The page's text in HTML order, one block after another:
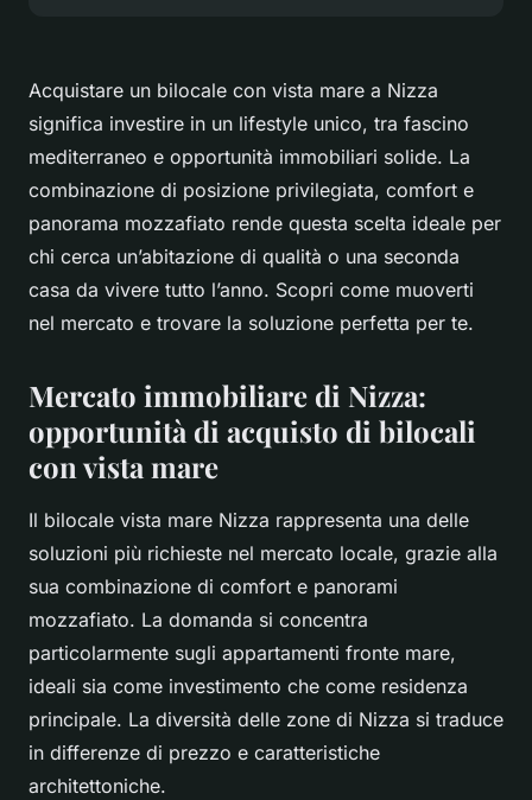
Acquistare un bilocale con vista mare a Nizza
significa investire in un lifestyle unico, tra fascino
mediterraneo e opportunità immobiliari solide. La
combinazione di posizione privilegiata, comfort e
panorama mozzafiato rende questa scelta ideale per
chi cerca un’abitazione di qualità o una seconda
casa da vivere tutto l’anno. Scopri come muoverti
nel mercato e trovare la soluzione perfetta per te.
Mercato immobiliare di Nizza:
opportunità di acquisto di bilocali
con vista mare
Il bilocale vista mare Nizza rappresenta una delle
soluzioni più richieste nel mercato locale, grazie alla
sua combinazione di comfort e panorami
mozzafiato. La domanda si concentra
particolarmente sugli appartamenti fronte mare,
ideali sia come investimento che come residenza
principale. La diversità delle zone di Nizza si traduce
in differenze di prezzo e caratteristiche
architettoniche.